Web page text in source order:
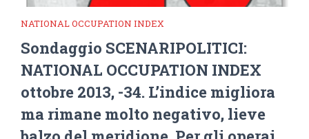
NATIONAL OCCUPATION INDEX
Sondaggio SCENARIPOLITICI:
NATIONAL OCCUPATION INDEX
ottobre 2013, -34. L’indice migliora
ma rimane molto negativo, lieve